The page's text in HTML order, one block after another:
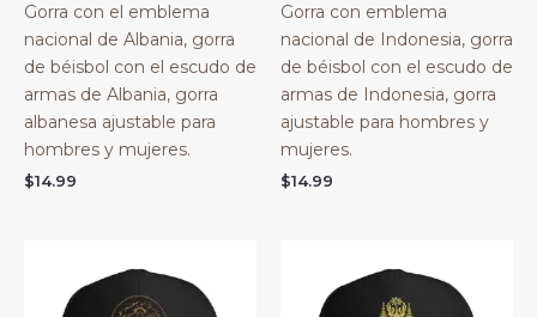
Gorra con el emblema
nacional de Albania, gorra
de béisbol con el escudo de
armas de Albania, gorra
albanesa ajustable para
hombres y mujeres.
$14.99
Gorra con emblema
nacional de Indonesia, gorra
de béisbol con el escudo de
armas de Indonesia, gorra
ajustable para hombres y
mujeres.
$14.99